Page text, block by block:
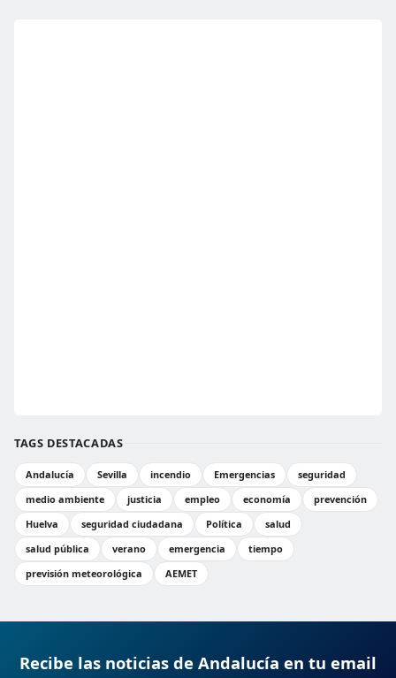
TAGS DESTACADAS
Andalucía Sevilla incendio Emergencias
seguridad
medio ambiente
justicia empleo economía
prevención
Huelva
seguridad ciudadana Política
salud
salud pública
verano emergencia
tiempo
previsión meteorológica
AEMET
Recibe las noticias de Andalucía en tu email